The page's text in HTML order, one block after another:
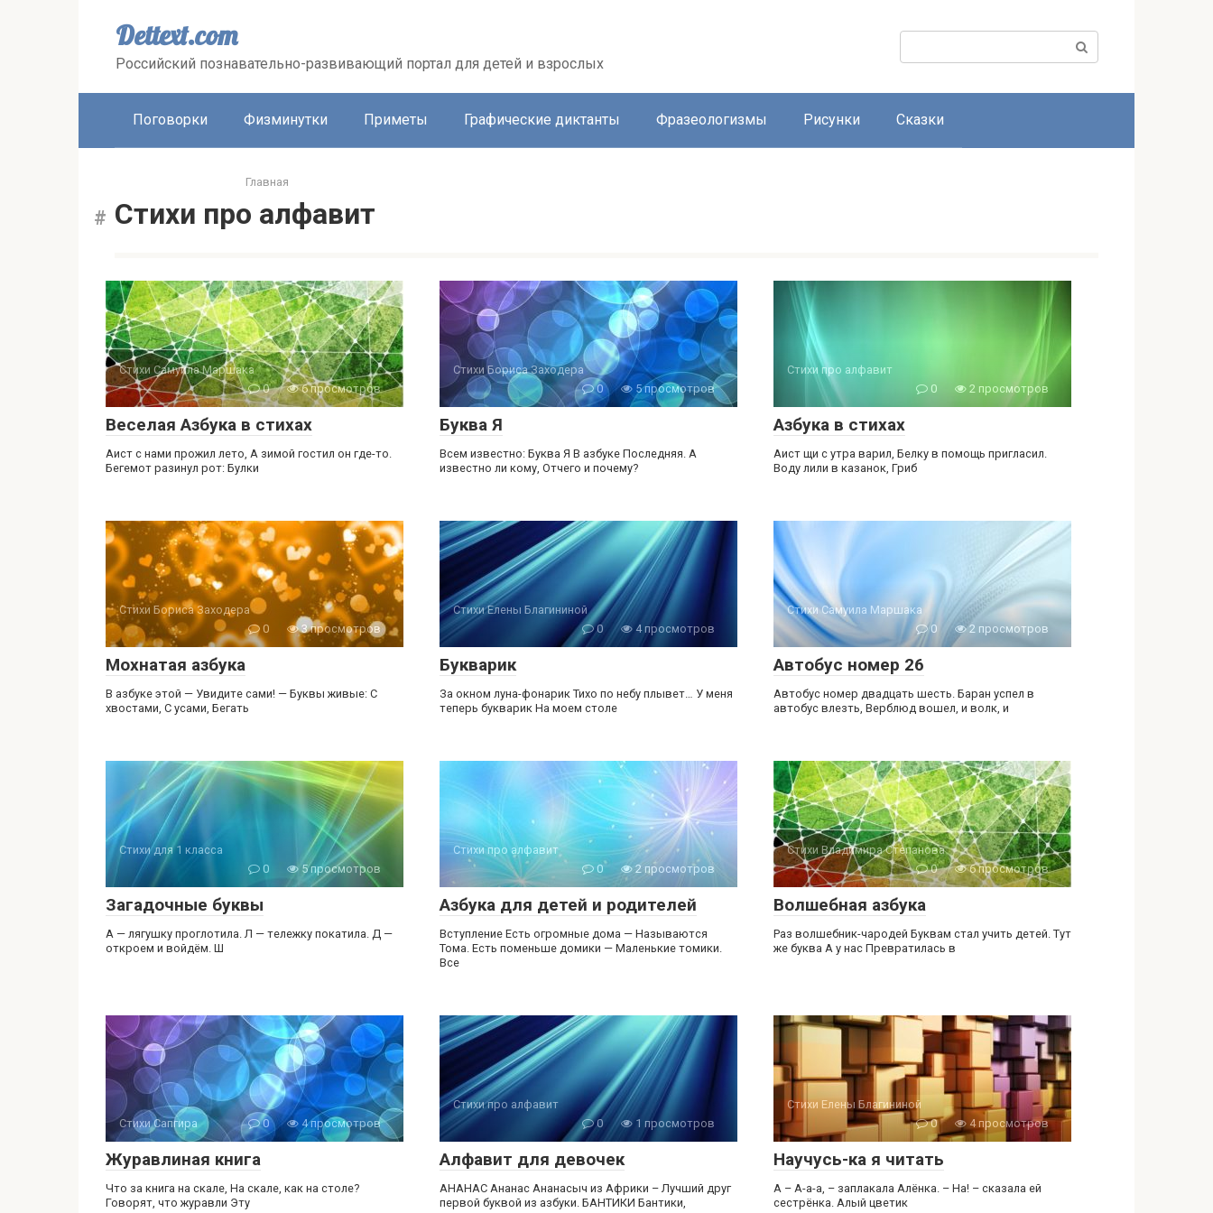
Dettext.com
Российский познавательно-развивающий портал для детей и взрослых
Поиск:
Поговорки Физминутки Приметы Графические диктанты Фразеологизмы Рисунки Сказки
Главная
Стихи про алфавит
Стихи Самуила Маршака
0
6 просмотров
Веселая Азбука в стихах
Аист с нами прожил лето, А зимой гостил он где-то.
Бегемот разинул рот: Булки
Стихи Бориса Заходера
0
5 просмотров
Буква Я
Всем известно: Буква Я В азбуке Последняя. А
известно ли кому, Отчего и почему?
Стихи про алфавит
0
2 просмотров
Азбука в стихах
Аист щи с утра варил, Белку в помощь пригласил.
Воду лили в казанок, Гриб
Стихи Бориса Заходера
0
3 просмотров
Мохнатая азбука
В азбуке этой — Увидите сами! — Буквы живые: С
хвостами, С усами, Бегать
Стихи Елены Благининой
0
4 просмотров
Букварик
За окном луна-фонарик Тихо по небу плывет… У меня
теперь букварик На моем столе
Стихи Самуила Маршака
0
2 просмотров
Автобус номер 26
Автобус номер двадцать шесть. Баран успел в
автобус влезть, Верблюд вошел, и волк, и
Стихи для 1 класса
0
5 просмотров
Загадочные буквы
А — лягушку проглотила. Л — тележку покатила. Д —
откроем и войдём. Ш
Стихи про алфавит
0
2 просмотров
Азбука для детей и родителей
Вступление​ Есть огромные дома — Называются
Тома. Есть поменьше домики — Маленькие томики.
Bсе
Стихи Владимира Степанова
0
6 просмотров
Волшебная азбука
Раз волшебник-чародей Буквам стал учить детей. Тут
же буква А у нас Превратилась в
Стихи Сапгира 0 4 просмотров
Журавлиная книга
Что за книга на скале, Hа скале, как на столе?
Говорят, что журавли Эту
Стихи про алфавит
0
1 просмотров
Алфавит для девочек
АНАНАС Ананас Ананасыч из Африки – Лучший друг
первой буквой из азбуки. БАНТИКИ Бантики,
Стихи Елены Благининой
0
4 просмотров
Научусь-ка я читать
А – А-а-а, – заплакала Алёнка. – На! – сказала ей
сестрёнка. Алый цветик